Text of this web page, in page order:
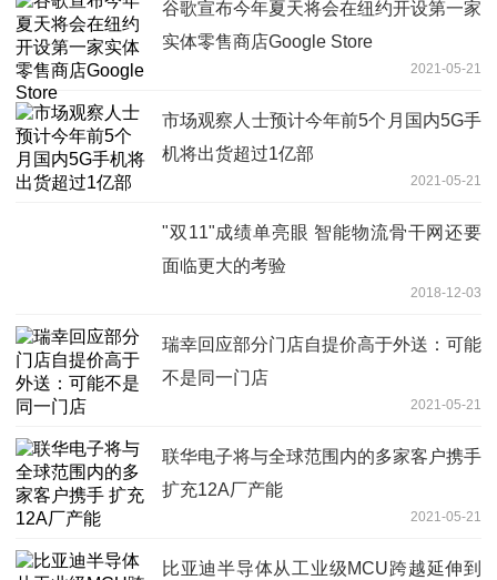
谷歌宣布今年夏天将会在纽约开设第一家
实体零售商店Google Store
2021-05-21
市场观察人士预计今年前5个月国内5G手
机将出货超过1亿部
2021-05-21
"双11"成绩单亮眼 智能物流骨干网还要
面临更大的考验
2018-12-03
瑞幸回应部分门店自提价高于外送：可能
不是同一门店
2021-05-21
联华电子将与全球范围内的多家客户携手
扩充12A厂产能
2021-05-21
比亚迪半导体从工业级MCU跨越延伸到